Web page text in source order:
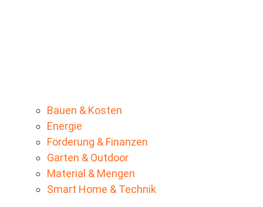
Bauen & Kosten
Energie
Förderung & Finanzen
Garten & Outdoor
Material & Mengen
Smart Home & Technik